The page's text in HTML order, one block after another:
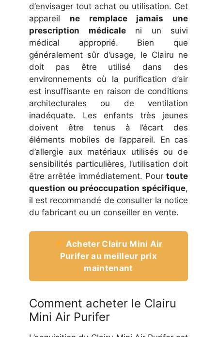
d’envisager tout achat ou utilisation. Cet
appareil ne remplace jamais une
prescription médicaleni un suivi
médical approprié. Bien que
généralement sûr d’usage, le Clairu ne
doit pas être utilisé dans des
environnements où la purification d’air
est insuffisante en raison de conditions
architecturales ou de ventilation
inadéquate. Les enfants très jeunes
doivent être tenus à l’écart des
éléments mobiles de l’appareil. En cas
d’allergie aux matériaux utilisés ou de
sensibilités particulières, l’utilisation doit
être arrêtée immédiatement. Pour toute
question ou préoccupation spécifique,
il est recommandé de consulter la notice
du fabricant ou un conseiller en vente.
Acheter Clairu Mini Air
Purifer au meilleur prix
maintenant
Comment acheter le Clairu
Mini Air Purifer